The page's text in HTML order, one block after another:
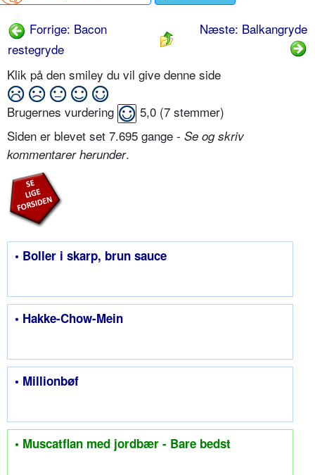
Forrige: Bacon
restegryde
Næste: Balkangryde
Klik på den smiley du vil give denne side
Brugernes vurdering 5,0 (7 stemmer)
Siden er blevet set 7.695 gange - Se og skriv
kommentarer herunder.
• Boller i skarp, brun sauce
• Hakke-Chow-Mein
• Millionbøf
• Muscatflan med jordbær - Bare bedst